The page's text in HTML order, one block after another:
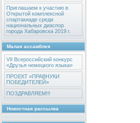
Приглашаем к участию в
Открытой комплексной
спартакиаде среди
национальных диаспор
города Хабаровска 2019 г.
Малая ассамблея
VII Всероссийский конкурс
«Друзья немецкого языка»
ПРОЕКТ «ПРАВНУКИ
ПОБЕДИТЕЛЕЙ»
ПОЗДРАВЛЯЕМ!!!
Новостная рассылка